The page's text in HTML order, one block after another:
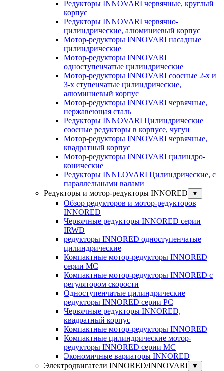
Редукторы INNOVARI червячные, круглый
корпус
Редукторы INNOVARI червячно-
цилиндрические, алюминиевый корпус
Мотор-редукторы INNOVARI насадные
цилиндрические
Мотор-редукторы INNOVARI
одноступенчатые цилиндрические
Мотор-редукторы INNOVARI соосные 2-х и
3-х ступенчатые цилиндрические,
алюминиевый корпус
Мотор-редукторы INNOVARI червячные,
нержавеющая сталь
Редукторы INNOVARI Цилиндрические
соосные редукторы в корпусе, чугун
Мотор-редукторы INNOVARI червячные,
квадратный корпус
Мотор-редукторы INNOVARI цилиндро-
конические
Редукторы INNLOVARI Цилиндрические, с
параллельными валами
Редукторы и мотор-редукторы INNORED
▼
Обзор редукторов и мотор-редукторов
INNORED
Червячные редукторы INNORED серии
IRWD
редукторы INNORED одноступенчатые
цилиндрические
Компактные мотор-редукторы INNORED
серии MC
Компактные мотор-редукторы INNORED с
регулятором скорости
Одноступенчатые цилиндрические
редукторы INNORED серии PC
Червячные редукторы INNORED,
квадратный корпус
Компактные мотор-редукторы INNORED
Компактные цилиндрические мотор-
редукторы INNORED серии MC
Экономичные вариаторы INNORED
Электродвигатели INNORED/INNOVARI
▼